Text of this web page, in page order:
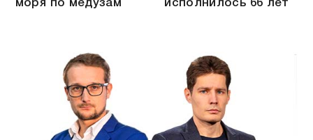
моря по медузам
исполнилось 66 лет